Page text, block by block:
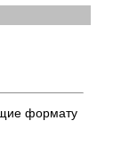
формату